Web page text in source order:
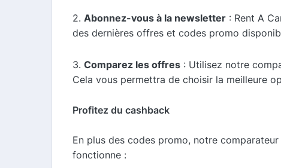
2. Abonnez-vous à la newsletter : Rent A
des dernières offres et codes promo
3. Comparez les offres : Utilisez notre
Cela vous permettra de choisir la meilleure
Profitez du cashback
En plus des codes promo, notre
fonctionne :